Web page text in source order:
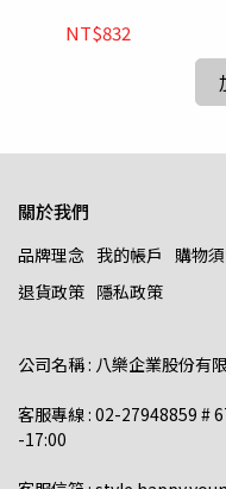
NT$832
關於我們
品牌理念 我的帳戶 購物
退貨政策 隱私政策
公司名稱 : 八樂企業股份有
客服專線 : 02-27948859 #
-17:00